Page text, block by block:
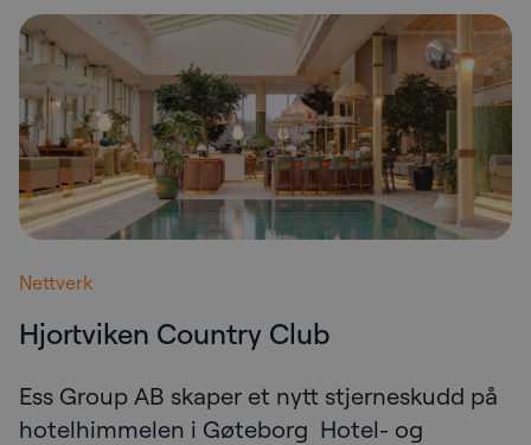
Nettverk
Hjortviken Country Club
Ess Group AB skaper et nytt stjerneskudd på
hotelhimmelen i Gøteborg Hotel- og